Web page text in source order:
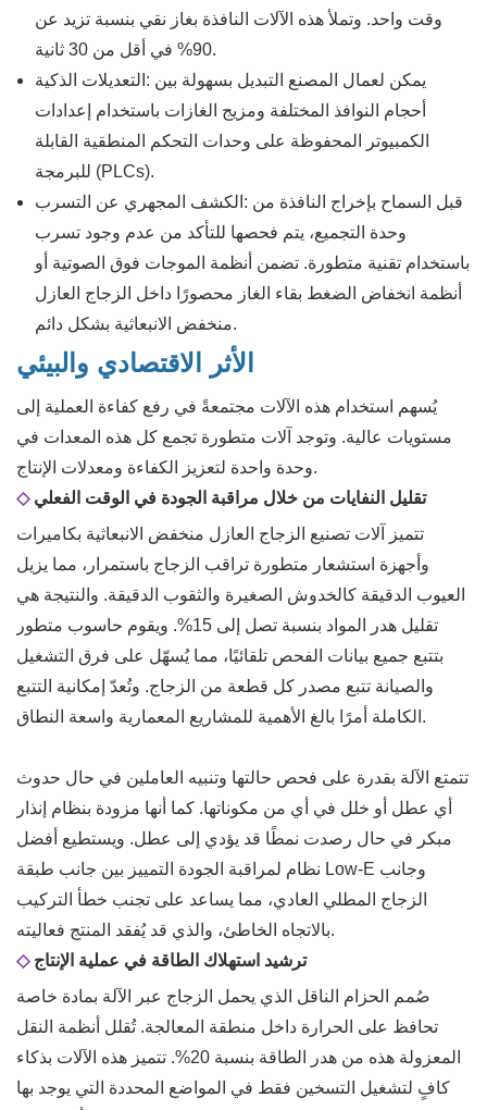
وقت واحد. وتملأ هذه الآلات النافذة بغاز نقي بنسبة تزيد عن
90% في أقل من 30 ثانية.
التعديلات الذكية: يمكن لعمال المصنع التبديل بسهولة بين
أحجام النوافذ المختلفة ومزيج الغازات باستخدام إعدادات
الكمبيوتر المحفوظة على وحدات التحكم المنطقية القابلة
للبرمجة (PLCs).
الكشف المجهري عن التسرب: قبل السماح بإخراج النافذة من
وحدة التجميع، يتم فحصها للتأكد من عدم وجود تسرب
باستخدام تقنية متطورة. تضمن أنظمة الموجات فوق الصوتية أو
أنظمة انخفاض الضغط بقاء الغاز محصورًا داخل الزجاج العازل
منخفض الانبعاثية بشكل دائم.
الأثر الاقتصادي والبيئي
يُسهم استخدام هذه الآلات مجتمعةً في رفع كفاءة العملية إلى
مستويات عالية. وتوجد آلات متطورة تجمع كل هذه المعدات في
وحدة واحدة لتعزيز الكفاءة ومعدلات الإنتاج.
◇ تقليل النفايات من خلال مراقبة الجودة في الوقت الفعلي
تتميز آلات تصنيع الزجاج العازل منخفض الانبعاثية بكاميرات
وأجهزة استشعار متطورة تراقب الزجاج باستمرار، مما يزيل
العيوب الدقيقة كالخدوش الصغيرة والثقوب الدقيقة. والنتيجة هي
تقليل هدر المواد بنسبة تصل إلى 15%. ويقوم حاسوب متطور
بتتبع جميع بيانات الفحص تلقائيًا، مما يُسهّل على فرق التشغيل
والصيانة تتبع مصدر كل قطعة من الزجاج. وتُعدّ إمكانية التتبع
الكاملة أمرًا بالغ الأهمية للمشاريع المعمارية واسعة النطاق.
تتمتع الآلة بقدرة على فحص حالتها وتنبيه العاملين في حال حدوث
أي عطل أو خلل في أي من مكوناتها. كما أنها مزودة بنظام إنذار
مبكر في حال رصدت نمطًا قد يؤدي إلى عطل. ويستطيع أفضل
نظام لمراقبة الجودة التمييز بين جانب طبقة Low-E وجانب
الزجاج المطلي العادي، مما يساعد على تجنب خطأ التركيب
بالاتجاه الخاطئ، والذي قد يُفقد المنتج فعاليته.
◇ ترشيد استهلاك الطاقة في عملية الإنتاج
صُمم الحزام الناقل الذي يحمل الزجاج عبر الآلة بمادة خاصة
تحافظ على الحرارة داخل منطقة المعالجة. تُقلل أنظمة النقل
المعزولة هذه من هدر الطاقة بنسبة 20%. تتميز هذه الآلات بذكاء
كافٍ لتشغيل التسخين فقط في المواضع المحددة التي يوجد بها